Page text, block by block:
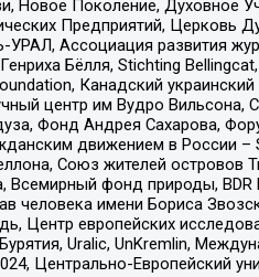
Новое Поколение, Духовное
Предприятий, Церковь
Ассоциация развития
Бёлля, Stichting
Канадский
центр им Вудро Вильсона,
Фонд Андрея Сахарова,
движением в России –
Союз жителей островов
Всемирный фонд природы,
человека имени Бориса
Центр европейских
Uralic, UnKremlin,
Центрально-Европейский